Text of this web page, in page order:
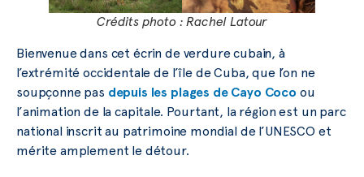
Crédits photo : Rachel Latour
Bienvenue dans cet écrin de verdure cubain, à
l’extrémité occidentale de l’île de Cuba, que l’on ne
soupçonne pas depuis les plages de Cayo Coco ou
l’animation de la capitale. Pourtant, la région est un parc
national inscrit au patrimoine mondial de l’UNESCO et
mérite amplement le détour.